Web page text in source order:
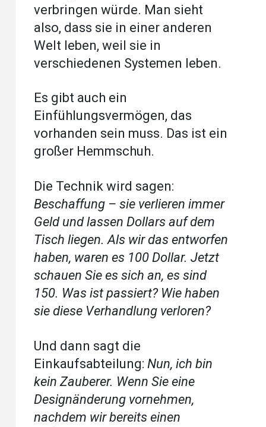
verbringen würde. Man sieht
also, dass sie in einer anderen
Welt leben, weil sie in
verschiedenen Systemen leben.
Es gibt auch ein
Einfühlungsvermögen, das
vorhanden sein muss. Das ist ein
großer Hemmschuh.
Die Technik wird sagen:
Beschaffung – sie verlieren immer
Geld und lassen Dollars auf dem
Tisch liegen. Als wir das entworfen
haben, waren es 100 Dollar. Jetzt
schauen Sie es sich an, es sind
150. Was ist passiert? Wie haben
sie diese Verhandlung verloren?
Und dann sagt die
Einkaufsabteilung: Nun, ich bin
kein Zauberer. Wenn Sie eine
Designänderung vornehmen,
nachdem wir bereits einen